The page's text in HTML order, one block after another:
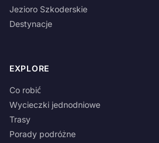
Jezioro Szkoderskie
Destynacje
EXPLORE
Co robić
Wycieczki jednodniowe
Trasy
Porady podróżne